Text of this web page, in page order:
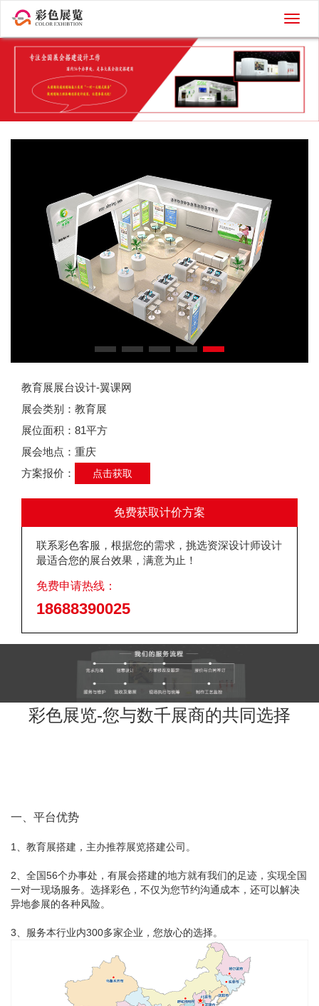
切
换
导
航
教育展展台设计-翼课网
展会类别：教育展
展位面积：81平方
展会地点：重庆
方案报价：
点击获取
免费获取计价方案
联系彩色客服，根据您的需求，挑选资深设计师设计
最适合您的展台效果，满意为止！
免费申请热线：
18688390025
彩色展览-您与数千展商的共同选择
一、平台优势
1、教育展搭建，主办推荐展览搭建公司。
2、全国56个办事处，有展会搭建的地方就有我们的足迹，实现全国
一对一现场服务。选择彩色，不仅为您节约沟通成本，还可以解决
异地参展的各种风险。
3、服务本行业内300多家企业，您放心的选择。